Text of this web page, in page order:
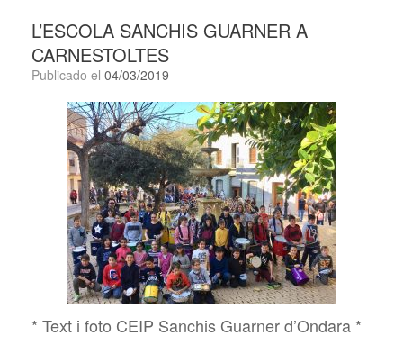
L’ESCOLA SANCHIS GUARNER A
CARNESTOLTES
Publicado el 04/03/2019
* Text i foto CEIP Sanchis Guarner d’Ondara *